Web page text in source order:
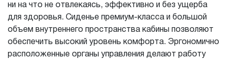
ни на что не отвлекаясь, эффективно и без ущерба
для здоровья. Сиденье премиум-класса и большой
объем внутреннего пространства кабины позволяют
обеспечить высокий уровень комфорта. Эргономично
расположенные органы управления делают работу